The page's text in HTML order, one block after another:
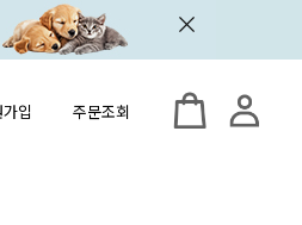
입 주문조회